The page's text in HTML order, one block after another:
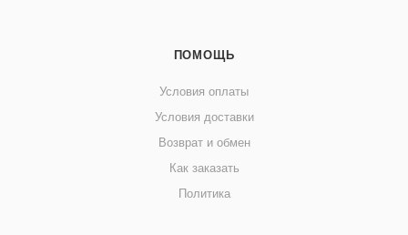
ПОМОЩЬ
Условия оплаты
Условия доставки
Возврат и обмен
Как заказать
Политика